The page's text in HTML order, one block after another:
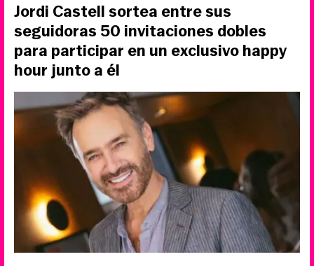
Jordi Castell sortea entre sus
seguidoras 50 invitaciones dobles
para participar en un exclusivo happy
hour junto a él